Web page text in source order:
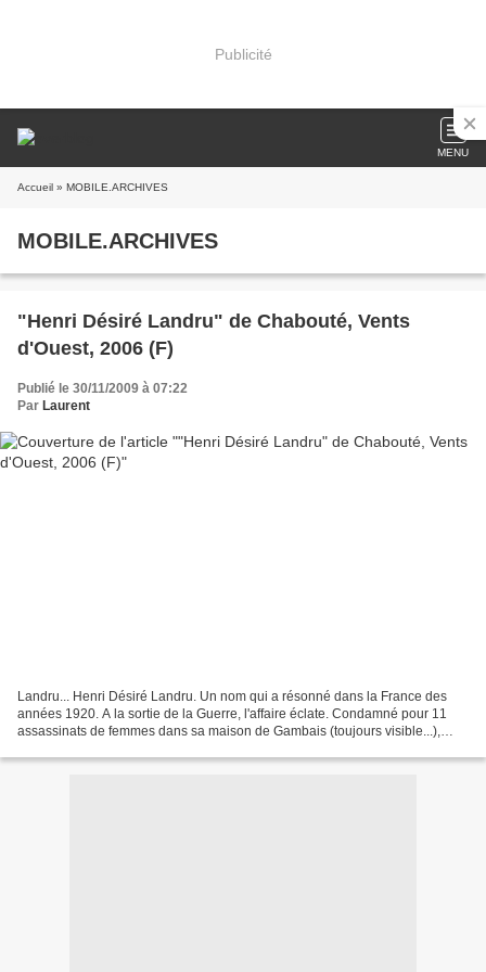
Publicité
MENU
Accueil » MOBILE.ARCHIVES
MOBILE.ARCHIVES
"Henri Désiré Landru" de Chabouté, Vents
d'Ouest, 2006 (F)
Publié le 30/11/2009 à 07:22
Par Laurent
Landru... Henri Désiré Landru. Un nom qui a résonné dans la France des
années 1920. A la sortie de la Guerre, l'affaire éclate. Condamné pour 11
assassinats de femmes dans sa maison de Gambais (toujours visible...),